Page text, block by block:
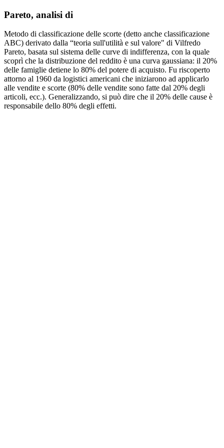
Pareto, analisi di
Metodo di classificazione delle scorte (detto anche classificazione
ABC) derivato dalla “teoria sull'utilità e sul valore" di Vilfredo
Pareto, basata sul sistema delle curve di indifferenza, con la quale
scoprì che la distribuzione del reddito è una curva gaussiana: il 20%
delle famiglie detiene lo 80% del potere di acquisto. Fu riscoperto
attorno al 1960 da logistici americani che iniziarono ad applicarlo
alle vendite e scorte (80% delle vendite sono fatte dal 20% degli
articoli, ecc.). Generalizzando, si può dire che il 20% delle cause è
responsabile dello 80% degli effetti.